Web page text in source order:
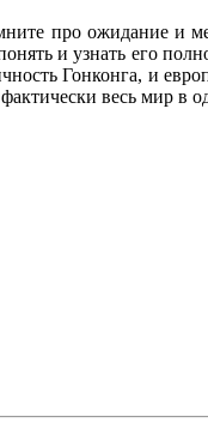
про ожидание и
и узнать его
Гонконга, и
весь мир в